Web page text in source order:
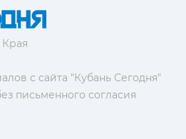
с сайта "Кубань Сегодня"
письменного согласия